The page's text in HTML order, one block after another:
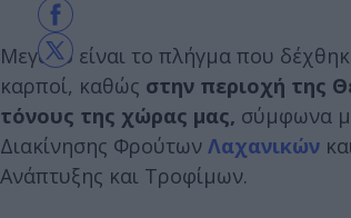
Μεγάλο είναι το πλήγμα που
καρποί, καθώς στην περιοχή της
τόνους της χώρας μας, σύμφωνα
Διακίνησης Φρούτων Λαχανικών
Ανάπτυξης και Τροφίμων.